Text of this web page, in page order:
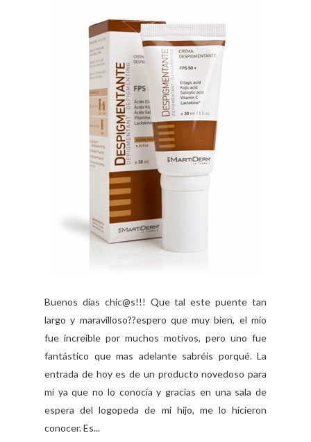
Buenos días chic@s!!! Que tal este puente tan
largo y maravilloso??espero que muy bien, el mío
fue increíble por muchos motivos, pero uno fue
fantástico que mas adelante sabréis porqué. La
entrada de hoy es de un producto novedoso para
mí ya que no lo conocía y gracias en una sala de
espera del logopeda de mi hijo, me lo hicieron
conocer. Es...